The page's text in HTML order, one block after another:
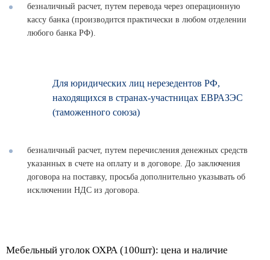
безналичный расчет, путем перевода через операционную
кассу банка (производится практически в любом отделении
любого банка РФ).
Для юридических лиц нерезедентов РФ,
находящихся в странах-участницах ЕВРАЗЭС
(таможенного союза)
безналичный расчет, путем перечисления денежных средств
указанных в счете на оплату и в договоре. До заключения
договора на поставку, просьба дополнительно указывать об
исключении НДС из договора.
Мебельный уголок ОХРА (100шт): цена и наличие